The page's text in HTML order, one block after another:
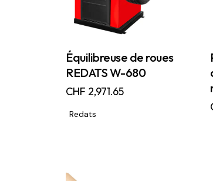
Équilibreuse de roues
REDATS W-680
CHF 2,971.65
Redats